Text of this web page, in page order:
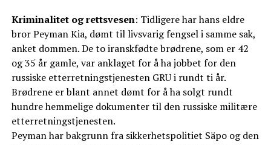
Kriminalitet og rettsvesen: Tidligere har hans eldre
bror Peyman Kia, dømt til livsvarig fengsel i samme sak,
anket dommen. De to iranskfødte brødrene, som er 42
og 35 år gamle, var anklaget for å ha jobbet for den
russiske etterretningstjenesten GRU i rundt ti år.
Brødrene er blant annet dømt for å ha solgt rundt
hundre hemmelige dokumenter til den russiske militære
etterretningstjenesten.
Peyman har bakgrunn fra sikkerhetspolitiet Säpo og den